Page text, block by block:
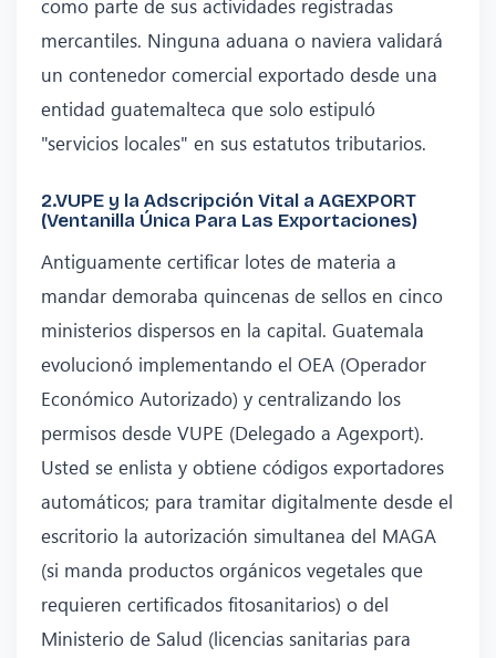
como parte de sus actividades registradas
mercantiles. Ninguna aduana o naviera validará
un contenedor comercial exportado desde una
entidad guatemalteca que solo estipuló
"servicios locales" en sus estatutos tributarios.
2.VUPE y la Adscripción Vital a AGEXPORT
(Ventanilla Única Para Las Exportaciones)
Antiguamente certificar lotes de materia a
mandar demoraba quincenas de sellos en cinco
ministerios dispersos en la capital. Guatemala
evolucionó implementando el OEA (Operador
Económico Autorizado) y centralizando los
permisos desde VUPE (Delegado a Agexport).
Usted se enlista y obtiene códigos exportadores
automáticos; para tramitar digitalmente desde el
escritorio la autorización simultanea del MAGA
(si manda productos orgánicos vegetales que
requieren certificados fitosanitarios) o del
Ministerio de Salud (licencias sanitarias para